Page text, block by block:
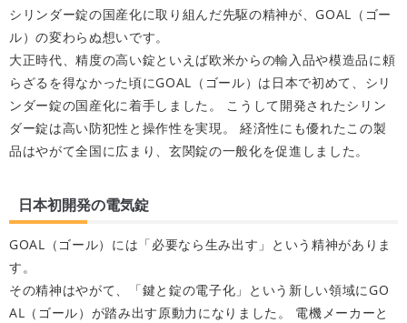
シリンダー錠の国産化に取り組んだ先駆の精神が、GOAL（ゴー
ル）の変わらぬ想いです。
大正時代、精度の高い錠といえば欧米からの輸入品や模造品に頼
らざるを得なかった頃にGOAL（ゴール）は日本で初めて、シリ
ンダー錠の国産化に着手しました。 こうして開発されたシリン
ダー錠は高い防犯性と操作性を実現。 経済性にも優れたこの製
品はやがて全国に広まり、玄関錠の一般化を促進しました。
日本初開発の電気錠
GOAL（ゴール）には「必要なら生み出す」という精神がありま
す。
その精神はやがて、「鍵と錠の電子化」という新しい領域にGO
AL（ゴール）が踏み出す原動力になりました。 電機メーカーと